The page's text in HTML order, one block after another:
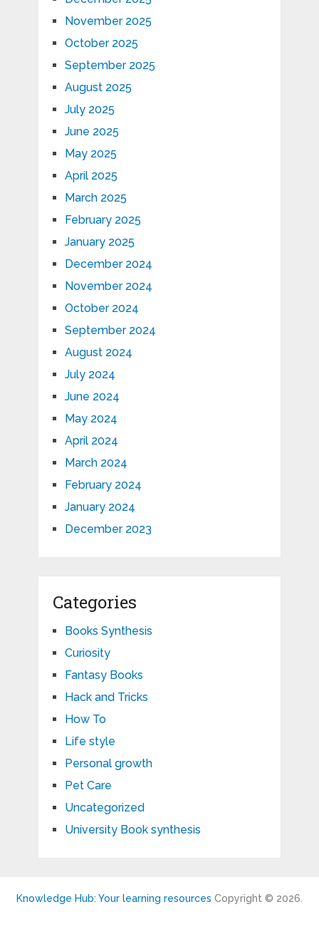
November 2025
October 2025
September 2025
August 2025
July 2025
June 2025
May 2025
April 2025
March 2025
February 2025
January 2025
December 2024
November 2024
October 2024
September 2024
August 2024
July 2024
June 2024
May 2024
April 2024
March 2024
February 2024
January 2024
December 2023
Categories
Books Synthesis
Curiosity
Fantasy Books
Hack and Tricks
How To
Life style
Personal growth
Pet Care
Uncategorized
University Book synthesis
Knowledge Hub: Your learning resources Copyright © 2026.